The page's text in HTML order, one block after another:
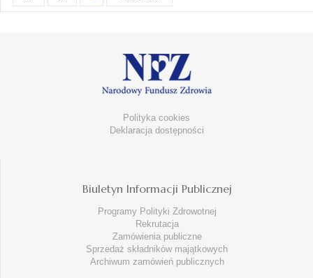
Polityka cookies
Deklaracja dostępności
Biuletyn Informacji Publicznej
Programy Polityki Zdrowotnej
Rekrutacja
Zamówienia publiczne
Sprzedaż składników majątkowych
Archiwum zamówień publicznych